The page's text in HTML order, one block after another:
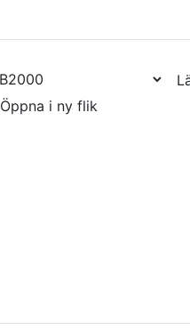
Öppna i ny flik